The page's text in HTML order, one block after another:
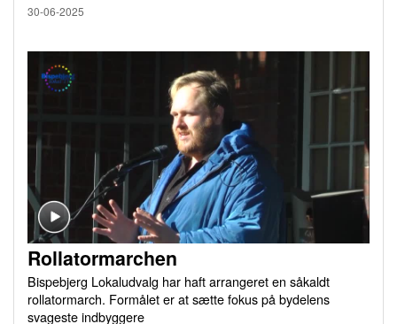
30-06-2025
Rollatormarchen
Bispebjerg Lokaludvalg har haft arrangeret en såkaldt
rollatormarch. Formålet er at sætte fokus på bydelens
svageste indbyggere